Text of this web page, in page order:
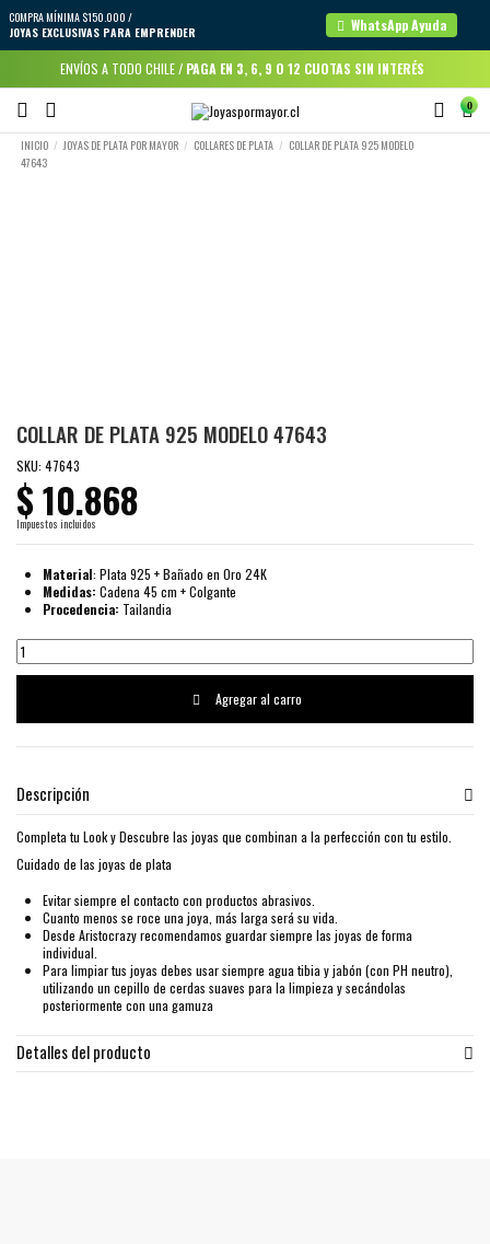
COMPRA MÍNIMA $150.000 /
JOYAS EXCLUSIVAS PARA EMPRENDER
WhatsApp Ayuda
ENVÍOS A TODO CHILE / PAGA EN 3, 6, 9 O 12 CUOTAS SIN INTERÉS
0
INICIO JOYAS DE PLATA POR MAYOR COLLARES DE PLATA
COLLAR DE PLATA 925 MODELO
47643
COLLAR DE PLATA 925 MODELO 47643
SKU: 47643
$ 10.868
Impuestos incluidos
Material: Plata 925 + Bañado en Oro 24K
Medidas: Cadena 45 cm + Colgante
Procedencia: Tailandia
Agregar al carro
Descripción
Completa tu Look y Descubre las joyas que combinan a la perfección con tu estilo.
Cuidado de las joyas de plata
Evitar siempre el contacto con productos abrasivos.
Cuanto menos se roce una joya, más larga será su vida.
Desde Aristocrazy recomendamos guardar siempre las joyas de forma
individual.
Para limpiar tus joyas debes usar siempre agua tibia y jabón (con PH neutro),
utilizando un cepillo de cerdas suaves para la limpieza y secándolas
posteriormente con una gamuza
Detalles del producto